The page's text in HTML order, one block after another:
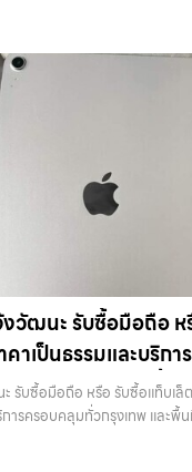
วมถึง บางนา, บางพลี, เกษตรน
การ รับซื้อโทรศัพท์, รับซื้อแมคบุ
รอื่นๆ เกี่ยวกับสินค้าไอที กรุงเทพ
รของเรา เราให้บริการแบบครบว
ที ไม่ว่าจะเป็น: รับซื้อไอโฟน ทุก
ายมือถือ.com” เราเข้าใจดีว่า
เป็นทรัพย์สินที่มีมูลค่า คุณอาจต้อ
งมอบบริการประเมินสภาพเครื่อง
ดยเน้น โปร่งใส มั่นใจได้ และจ่า
ของเราครอบคลุมทั้ง iPhone สา
และแท็บเล็ตทุกแบรนด์ เรารับ
ว หรือมีรอยบ้าง เพราะมูลค่าของ
จริง ความครบชุด และความสะด
ารในเขต ลาดพร้าว, รัชดา, บางรั
อินทรา, บางนา, บางพลี, เกษตร
าคุณจะค้นหาคำว่า “รับซื้อมือถือ
พ”, “ขาย iPad ได้ราคา”, “รับซื้อ
มือสอง ราคาสูง” — ที่นี่
ห้คุณได้รับราคาและความสะดวก
บริการที่คุณไว้วางใจ พร้อมทีมง
ที่ ตรวจสภาพอย่างมืออาชีพ แล
ยอุปกรณ์ของคุณเป็นเรื่องง่ายขึ้น
างแค วัชรพล รามอินทรา รับซื้
iPhone Samsung iPad แท็บ
รัก แจ้งวัฒนะ บางแค วัชรพล ราม
อทีลาดพร้าว บริการรับซื้อมือถือ
ลาดพร้าว รัชดา บางรัก แจ้งวัฒ
ค้าไอทีลาดพร้าว บริการถึงพื้นที่
ะ, บางแค, วัชรพล, รามอินทรา —
ดับกับการ รับซื้อไอโฟน, รับซื้อไ
ายมือถือ.com” เว็บไซต์ที่คุณไว้ว
iPhone, Samsung, iPad, แท็บ
ครอบคลุมพื้นที่ ลาดพร้าว, รัชดา,
รพล, รามอินทรา และเขตกรุงเทพ
แท็บเล็ต และอุปกรณ์ไอทีใหม่ๆ
ณใช้แล้วอาจกลายเป็นของที่ไม่ไ
ดขึ้นเพื่อเป็นทางเลือกให้คุณสาม
งินสดได้ทันที ด้วยบริการ รับซื้อ
ศัพท์, รับซื้อโน๊ตบุ๊ค, รับซื้อแท็บเ
วัฒนะ รับซื้อมือถือ ห
าเป็นธรรมและบริกา
มทั่วกรุงเทพ และพื้น
รับซื้อมือถือ หรือ รับซื้อแท็บเล็ต
การครอบคลุมทั่วกรุงเทพ และพื้